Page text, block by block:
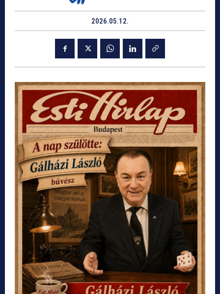
2026.05.12.